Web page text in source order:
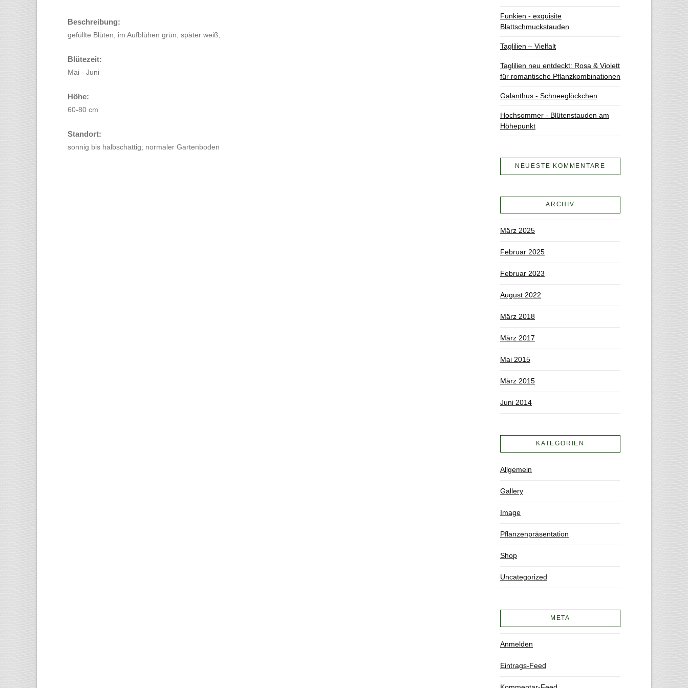
Beschreibung:
gefüllte Blüten, im Aufblühen grün, später weiß;
Blütezeit:
Mai - Juni
Höhe:
60-80 cm
Standort:
sonnig bis halbschattig; normaler Gartenboden
Funkien - exquisite
Blattschmuckstauden
Taglilien – Vielfalt
Taglilien neu entdeckt: Rosa & Violett
für romantische Pflanzkombinationen
Galanthus - Schneeglöckchen
Hochsommer - Blütenstauden am
Höhepunkt
NEUESTE KOMMENTARE
ARCHIV
März 2025
Februar 2025
Februar 2023
August 2022
März 2018
März 2017
Mai 2015
März 2015
Juni 2014
KATEGORIEN
Allgemein
Gallery
Image
Pflanzenpräsentation
Shop
Uncategorized
META
Anmelden
Eintrags-Feed